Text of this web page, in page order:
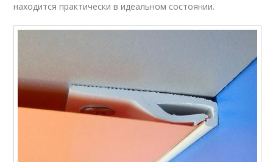
находится практически в идеальном состоянии.